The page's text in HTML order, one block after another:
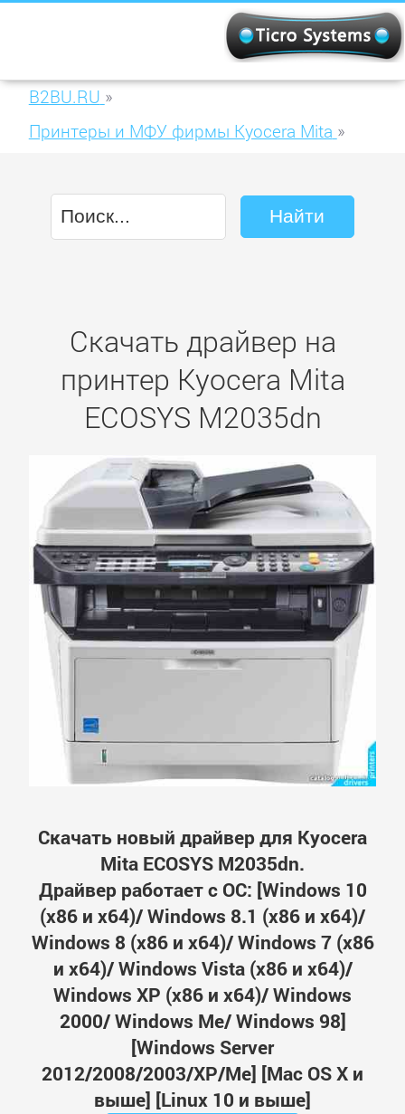
B2BU.RU »
Принтеры и МФУ фирмы Kyocera Mita »
Скачать драйвер на
принтер Kyocera Mita
ECOSYS M2035dn
Скачать новый драйвер для Kyocera
Mita ECOSYS M2035dn.
Драйвер работает с ОС: [Windows 10
(x86 и x64)/ Windows 8.1 (x86 и x64)/
Windows 8 (x86 и x64)/ Windows 7 (x86
и x64)/ Windows Vista (x86 и x64)/
Windows XP (x86 и x64)/ Windows
2000/ Windows Me/ Windows 98]
[Windows Server
2012/2008/2003/XP/Me] [Mac OS X и
выше] [Linux 10 и выше]